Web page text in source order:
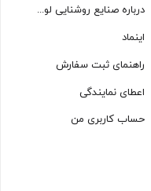
درباره صنایع روشنایی لوسترسازان
اینماد
راهنمای ثبت سفارش
اعطای نمایندگی
حساب کاربری من